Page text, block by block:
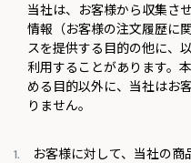
当社は、お客様から収集さ
情報（お客様の注文履歴に
スを提供する目的の他に、
利用することがあります。
める目的以外に、当社はお
りません。
お客様に対して、当社の